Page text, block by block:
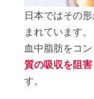
日本ではその
まれています
血中脂肪をコ
質の吸収を阻害
す。